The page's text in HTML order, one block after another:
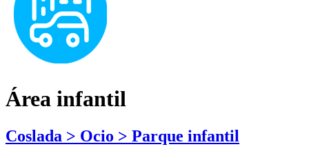
Área infantil
Coslada > Ocio > Parque infantil